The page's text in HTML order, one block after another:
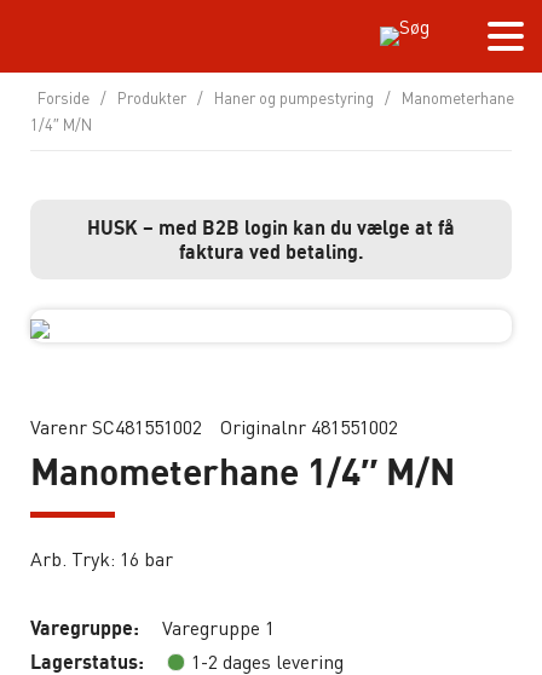
Forside / Produkter / Haner og pumpestyring / Manometerhane
1/4″ M/N
HUSK – med B2B login kan du vælge at få
faktura ved betaling.
Varenr SC481551002 Originalnr 481551002
Manometerhane 1/4″ M/N
Arb. Tryk: 16 bar
Varegruppe: Varegruppe 1
Lagerstatus: 1-2 dages levering